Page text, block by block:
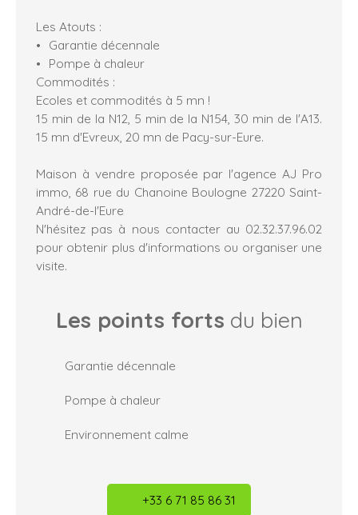
Les Atouts :
Garantie décennale
Pompe à chaleur
Commodités :
Ecoles et commodités à 5 mn !
15 min de la N12, 5 min de la N154, 30 min de l'A13.
15 mn d'Evreux, 20 mn de Pacy-sur-Eure.
Maison à vendre proposée par l'agence AJ Pro
immo, 68 rue du Chanoine Boulogne 27220 Saint-
André-de-l'Eure
N'hésitez pas à nous contacter au 02.32.37.96.02
pour obtenir plus d'informations ou organiser une
visite.
Les points forts du bien
Garantie décennale
Pompe à chaleur
Environnement calme
+33 6 71 85 86 31